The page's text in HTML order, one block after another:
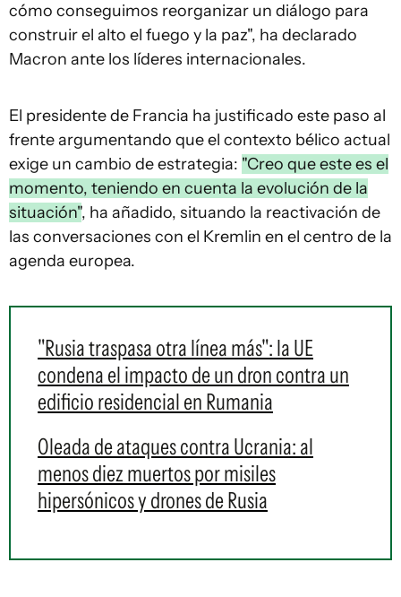
cómo conseguimos reorganizar un diálogo para
construir el alto el fuego y la paz", ha declarado
Macron ante los líderes internacionales.
El presidente de Francia ha justificado este paso al
frente argumentando que el contexto bélico actual
exige un cambio de estrategia: "Creo que este es el
momento, teniendo en cuenta la evolución de la
situación", ha añadido, situando la reactivación de
las conversaciones con el Kremlin en el centro de la
agenda europea.
"Rusia traspasa otra línea más": la UE
condena el impacto de un dron contra un
edificio residencial en Rumania
Oleada de ataques contra Ucrania: al
menos diez muertos por misiles
hipersónicos y drones de Rusia